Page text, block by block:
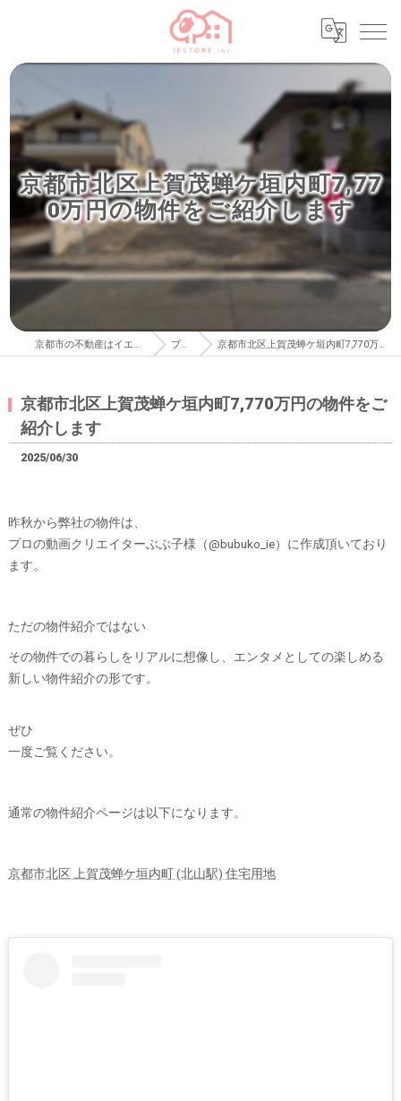
京都市北区上賀茂蝉ケ垣内町7,77
0万円の物件をご紹介します
京都市の不動産はイエストア株式会社 ブログ 京都市北区上賀茂蝉ケ垣内町7,770万円の物件をご紹介します
京都市北区上賀茂蝉ケ垣内町7,770万円の物件をご
紹介します
2025/06/30
昨秋から弊社の物件は、
プロの動画クリエイターぶぶ子様（@bubuko_ie）に作成頂いており
ます。
ただの物件紹介ではない
その物件での暮らしをリアルに想像し、エンタメとしての楽しめる
新しい物件紹介の形です。
ぜひ
一度ご覧ください。
通常の物件紹介ページは以下になります。
京都市北区 上賀茂蝉ケ垣内町 (北山駅) 住宅用地